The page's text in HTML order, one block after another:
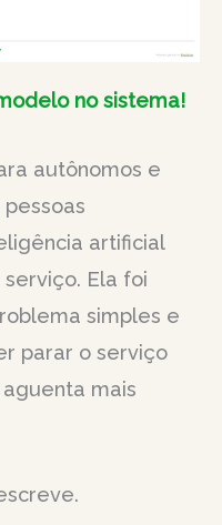
no sistema!
autônomos e
artificial
Ela foi
simples e
parar o serviço
mais